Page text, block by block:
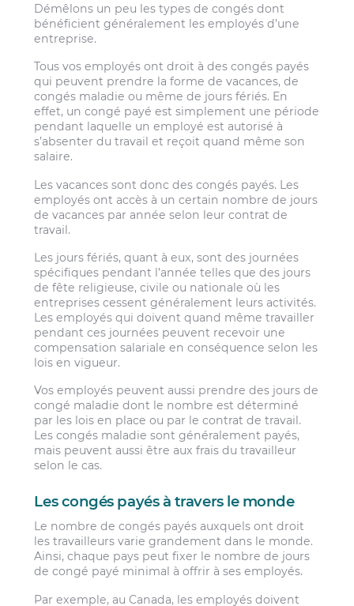
Démêlons un peu les types de congés dont
bénéficient généralement les employés d’une
entreprise.
Tous vos employés ont droit à des congés payés
qui peuvent prendre la forme de vacances, de
congés maladie ou même de jours fériés. En
effet, un congé payé est simplement une période
pendant laquelle un employé est autorisé à
s’absenter du travail et reçoit quand même son
salaire.
Les vacances sont donc des congés payés. Les
employés ont accès à un certain nombre de jours
de vacances par année selon leur contrat de
travail.
Les jours fériés, quant à eux, sont des journées
spécifiques pendant l’année telles que des jours
de fête religieuse, civile ou nationale où les
entreprises cessent généralement leurs activités.
Les employés qui doivent quand même travailler
pendant ces journées peuvent recevoir une
compensation salariale en conséquence selon les
lois en vigueur.
Vos employés peuvent aussi prendre des jours de
congé maladie dont le nombre est déterminé
par les lois en place ou par le contrat de travail.
Les congés maladie sont généralement payés,
mais peuvent aussi être aux frais du travailleur
selon le cas.
Les congés payés à travers le monde
Le nombre de congés payés auxquels ont droit
les travailleurs varie grandement dans le monde.
Ainsi, chaque pays peut fixer le nombre de jours
de congé payé minimal à offrir à ses employés.
Par exemple, au Canada, les employés doivent